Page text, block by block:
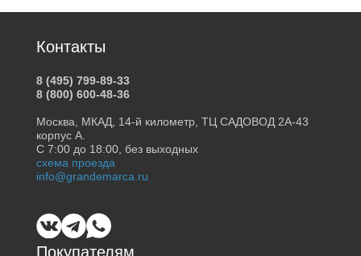
Покупателям
Контакты
8 (495) 799-89-33
8 (800) 600-48-36
Москва, МКАД, 14-й километр, ТЦ САДОВОД 2А-43
корпус А.
С 7:00 до 18:00, без выходных
схема проезда
info@grandemarca.ru